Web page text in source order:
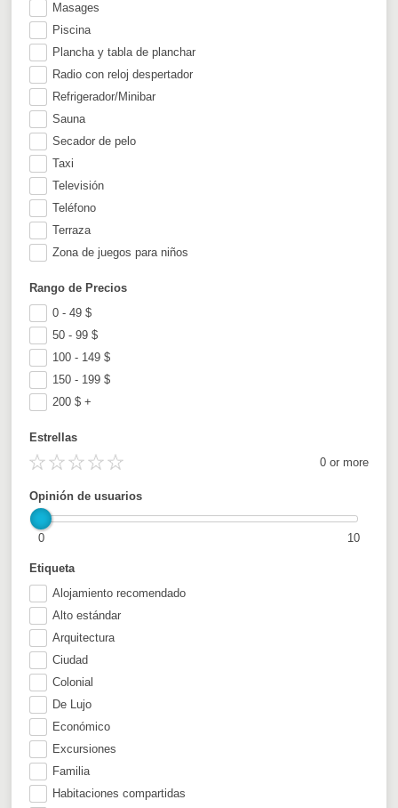
Masages
Piscina
Plancha y tabla de planchar
Radio con reloj despertador
Refrigerador/Minibar
Sauna
Secador de pelo
Taxi
Televisión
Teléfono
Terraza
Zona de juegos para niños
Etiqueta
Alojamiento recomendado
Alto estándar
Arquitectura
Ciudad
Colonial
De Lujo
Económico
Excursiones
Familia
Habitaciones compartidas
Estrellas
0 or more
Opinión de usuarios
0 10
Rango de Precios
0 - 49$
50 - 99$
100 - 149$
150 - 199$
200$ +